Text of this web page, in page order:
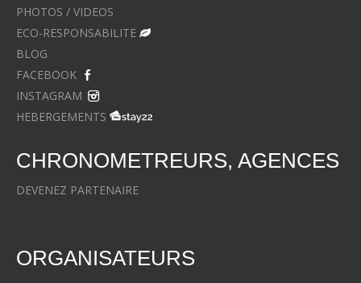
PHOTOS / VIDEOS
ECO-RESPONSABILITE
BLOG
FACEBOOK
INSTAGRAM
HEBERGEMENTS
CHRONOMETREURS, AGENCES
DEVENEZ PARTENAIRE
ORGANISATEURS